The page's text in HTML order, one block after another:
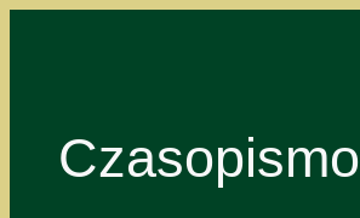
Czasopismo